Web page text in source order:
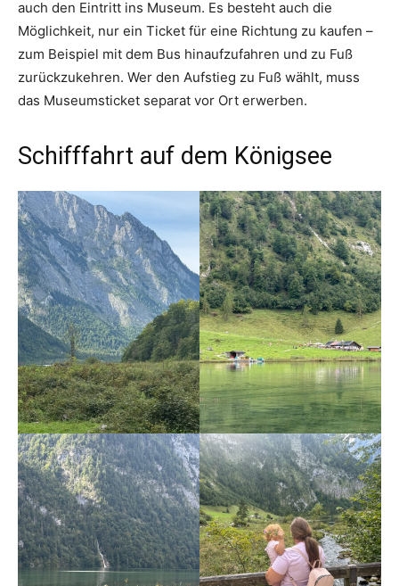
auch den Eintritt ins Museum. Es besteht auch die
Möglichkeit, nur ein Ticket für eine Richtung zu kaufen –
zum Beispiel mit dem Bus hinaufzufahren und zu Fuß
zurückzukehren. Wer den Aufstieg zu Fuß wählt, muss
das Museumsticket separat vor Ort erwerben.
Schifffahrt auf dem Königsee